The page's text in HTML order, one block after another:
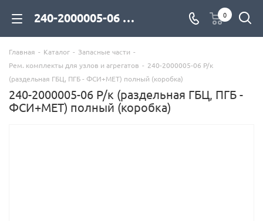
240-2000005-06 Р/к (раздельная ГБЦ, ПГБ - ФСИ+МЕТ) полный (коробка) для дизельных двигателей купить со склада с доставкой по цене официального дилера - компания Дизель Экспорт 0
Главная - Каталог - Запасные части -
Рем. комплекты для узлов и агрегатов - 240-2000005-06 Р/к
(раздельная ГБЦ, ПГБ - ФСИ+МЕТ) полный (коробка)
240-2000005-06 Р/к (раздельная ГБЦ, ПГБ -
ФСИ+МЕТ) полный (коробка)